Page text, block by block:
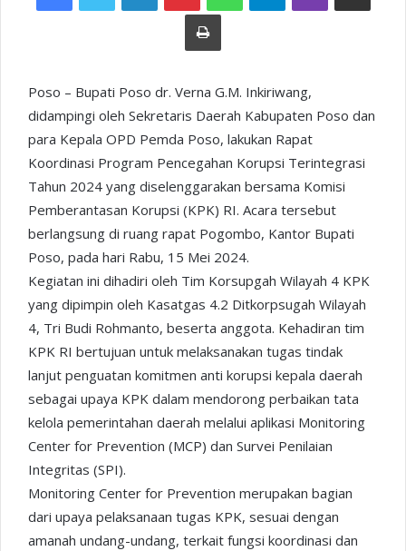
Print
Poso – Bupati Poso dr. Verna G.M. Inkiriwang,
didampingi oleh Sekretaris Daerah Kabupaten Poso dan
para Kepala OPD Pemda Poso, lakukan Rapat
Koordinasi Program Pencegahan Korupsi Terintegrasi
Tahun 2024 yang diselenggarakan bersama Komisi
Pemberantasan Korupsi (KPK) RI. Acara tersebut
berlangsung di ruang rapat Pogombo, Kantor Bupati
Poso, pada hari Rabu, 15 Mei 2024.
Kegiatan ini dihadiri oleh Tim Korsupgah Wilayah 4 KPK
yang dipimpin oleh Kasatgas 4.2 Ditkorpsugah Wilayah
4, Tri Budi Rohmanto, beserta anggota. Kehadiran tim
KPK RI bertujuan untuk melaksanakan tugas tindak
lanjut penguatan komitmen anti korupsi kepala daerah
sebagai upaya KPK dalam mendorong perbaikan tata
kelola pemerintahan daerah melalui aplikasi Monitoring
Center for Prevention (MCP) dan Survei Penilaian
Integritas (SPI).
Monitoring Center for Prevention merupakan bagian
dari upaya pelaksanaan tugas KPK, sesuai dengan
amanah undang-undang, terkait fungsi koordinasi dan